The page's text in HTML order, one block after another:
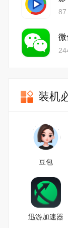
微
装机
豆包
迅游加速器